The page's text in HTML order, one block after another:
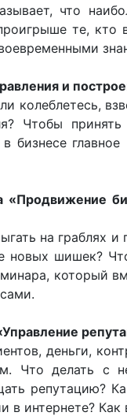
что
те,
и
колеблетесь,
Чтобы
бизнесе
«Продвижение
на граблях
новых шишек?
который
деньги,
Что делать с
репутацию?
в интернете?